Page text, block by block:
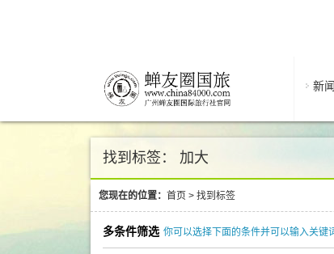
新
找到标签： 加大
您现在的位置： 首页 > 找到标签
多条件筛选 你可以选择下面的条件并可以输入关键